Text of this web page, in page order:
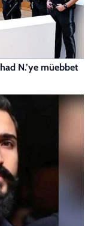
N.’ye müebbet